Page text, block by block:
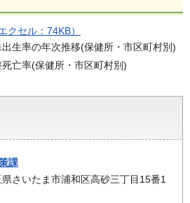
クセル：74KB）
生率の年次推移(保健所・市区町村別)
亡率(保健所・市区町村別)
課
さいたま市浦和区高砂三丁目15番1